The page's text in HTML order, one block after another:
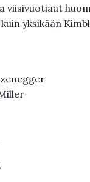
viisivuotiaat
yksikään